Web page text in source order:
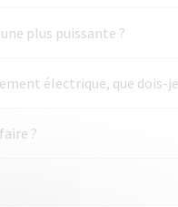
plus puissante ?
électrique, que dois-
?